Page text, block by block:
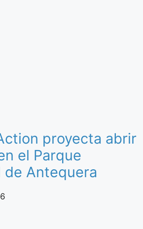
proyecta abrir
el Parque
de Antequera